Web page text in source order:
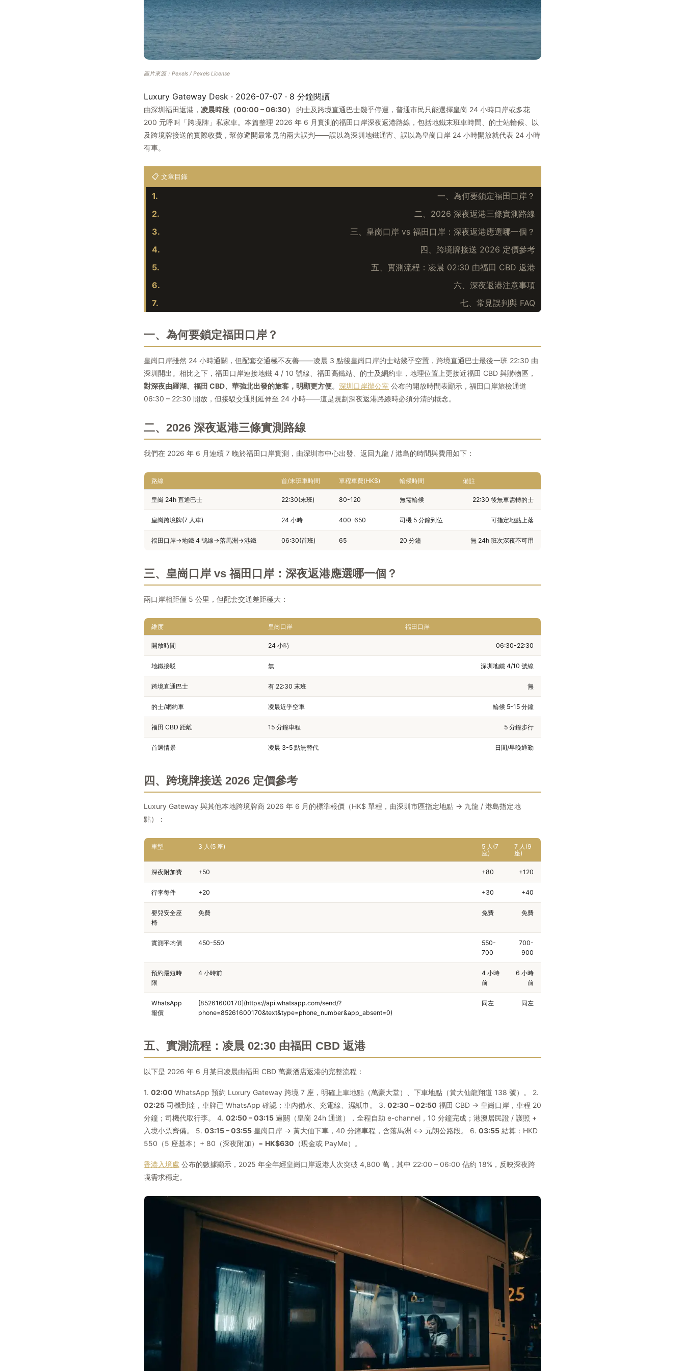
圖片來源：Pexels / Pexels License
Luxury Gateway Desk · 2026-07-07 · 8 分鐘閱讀
由深圳福田返港， 凌晨時段（00:00 – 06:30）
的士及跨境直通巴士幾乎停運，普通市民只能選擇皇崗 24 小時口岸或多花
200 元呼叫「跨境牌」私家車。本篇整理 2026 年 6 月實測的福田口岸深夜返港路線，包括地鐵末班車時間、的士站輪候、以
及跨境牌接送的實際收費，幫你避開最常見的兩大誤判——誤以為深圳地鐵通宵、誤以為皇崗口岸 24 小時開放就代表 24 小時
有車。
📋 文章目錄
1.
一、為何要鎖定福田口岸？
2.
二、2026 深夜返港三條實測路線
3.
三、皇崗口岸 vs 福田口岸：深夜返港應選哪一個？
4.
四、跨境牌接送 2026 定價參考
5.
五、實測流程：凌晨 02:30 由福田 CBD 返港
6.
六、深夜返港注意事項
7.
七、常見誤判與 FAQ
一、為何要鎖定福田口岸？
皇崗口岸雖然 24 小時通關，但配套交通極不友善——凌晨 3 點後皇崗口岸的士站幾乎空置，跨境直通巴士最後一班 22:30 由
深圳開出。相比之下，福田口岸連接地鐵 4 / 10 號線、福田高鐵站、的士及網約車，地理位置上更接近福田 CBD 與購物區，
對深夜由羅湖、福田 CBD、華強北出發的旅客，明顯更方便。 深圳口岸辦公室 公布的開放時間表顯示，福田口岸旅檢通道
06:30 – 22:30 開放，但接駁交通則延伸至 24 小時——這是規劃深夜返港路線時必須分清的概念。
二、2026 深夜返港三條實測路線
我們在 2026 年 6 月連續 7 晚於福田口岸實測，由深圳市中心出發、返回九龍 / 港島的時間與費用如下：
路線 首/末班車時間 單程車費(HK$) 輪候時間 備註
皇崗 24h 直通巴士 22:30(末班) 80-120 無需輪候 22:30 後無車需轉的士
皇崗跨境牌(7 人車) 24 小時 400-650 司機 5 分鐘到位 可指定地點上落
福田口岸→地鐵 4 號線→落馬洲→港鐵 06:30(首班) 65 20 分鐘 無 24h 班次深夜不可用
三、皇崗口岸 vs 福田口岸：深夜返港應選哪一個？
兩口岸相距僅 5 公里，但配套交通差距極大：
維度 皇崗口岸 福田口岸
開放時間 24 小時 06:30-22:30
地鐵接駁 無 深圳地鐵 4/10 號線
跨境直通巴士 有 22:30 末班 無
的士/網約車 凌晨近乎空車 輪候 5-15 分鐘
福田 CBD 距離 15 分鐘車程 5 分鐘步行
首選情景 凌晨 3-5 點無替代 日間/早晚通勤
四、跨境牌接送 2026 定價參考
Luxury Gateway 與其他本地跨境牌商 2026 年 6 月的標準報價（HK$ 單程，由深圳市區指定地點 → 九龍 / 港島指定地
點）：
車型 3 人(5 座)
5 人(7
座)
7 人(9
座)
深夜附加費 +50 +80 +120
行李每件 +20 +30 +40
嬰兒安全座
椅
免費 免費 免費
實測平均價 450-550
550-
700
700-
900
預約最短時
限
4 小時前
4 小時
前
6 小時
前
WhatsApp
報價
[85261600170](https://api.whatsapp.com/send/?
phone=85261600170&text&type=phone_number&app_absent=0)
同左 同左
五、實測流程：凌晨 02:30 由福田 CBD 返港
以下是 2026 年 6 月某日凌晨由福田 CBD 萬豪酒店返港的完整流程：
1. 02:00 WhatsApp 預約 Luxury Gateway 跨境 7 座，明確上車地點（萬豪大堂）、下車地點（黃大仙龍翔道 138 號）。 2.
02:25 司機到達，車牌已 WhatsApp 確認；車內備水、充電線、濕紙巾。 3. 02:30 – 02:50 福田 CBD → 皇崗口岸，車程 20
分鐘；司機代取行李。 4. 02:50 – 03:15 過關（皇崗 24h 通道），全程自助 e-channel，10 分鐘完成；港澳居民證 / 護照 +
入境小票齊備。 5. 03:15 – 03:55 皇崗口岸 → 黃大仙下車，40 分鐘車程，含落馬洲 ↔ 元朗公路段。 6. 03:55 結算：HKD
550（5 座基本）+ 80（深夜附加）= HK$630 （現金或 PayMe）。
香港入境處 公布的數據顯示，2025 年全年經皇崗口岸返港人次突破 4,800 萬，其中 22:00 – 06:00 佔約 18%，反映深夜跨
境需求穩定。